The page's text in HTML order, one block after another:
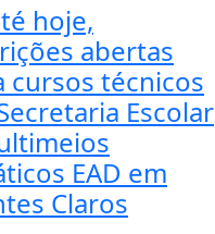
hoje,
abertas
cursos técnicos
Escolar
EAD em
Claros